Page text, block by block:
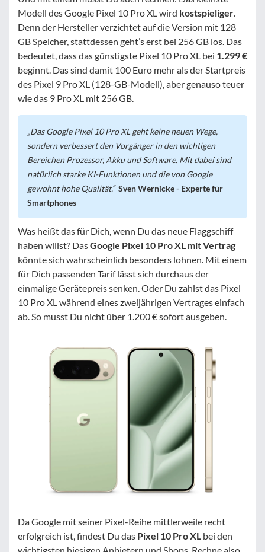
Modell des Google Pixel 10 Pro XL wird kostspieliger
Denn der Hersteller verzichtet auf die Version mit 128
GB Speicher, stattdessen geht’s erst bei 256 GB los. Das
bedeutet, dass das günstigste Pixel 10 Pro XL bei 1.299 €
beginnt. Das sind damit 100 Euro mehr als der Startpreis
des Pixel 9 Pro XL (128-GB-Modell), aber genauso teuer
wie das 9 Pro XL mit 256 GB.
Das Google Pixel 10 Pro XL geht keine neuen Wege,
sondern verbessert den Vorgänger in den wichtigen
Bereichen Prozessor, Akku und Software. Mit dabei sind
natürlich starke KI-Funktionen und die von Google
gewohnt hohe Qualität.
Sven Wernicke - Experte für
Smartphones
Was heißt das für Dich, wenn Du das neue Flaggschiff
haben willst? DasGoogle Pixel 10 Pro XL mit Vertrag
könnte sich wahrscheinlich besonders lohnen. Mit einem
für Dich passenden Tarif lässt sich durchaus der
einmalige Gerätepreis senken. Oder Du zahlst das Pixel
10 Pro XL während eines zweijährigen Vertrages einfach
ab. So musst Du nicht über 1.200 € sofort ausgeben.
Da Google mit seiner Pixel-Reihe mittlerweile recht
erfolgreich ist, findest Du das Pixel 10 Pro XL bei den